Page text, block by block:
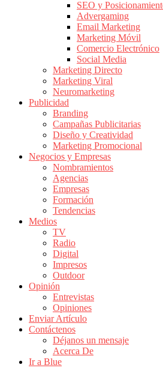
Publicidad
Colombia
Magazine
Publicidad
Marketing
Noticias
Actualidad
Mercadeo
Colombia
Revistas
Actualidad
Colombia
SEO y
Advergaming
Email Marketing
Marketing Móvil
Comercio Electrónico
Social Media
Marketing Directo
Marketing Viral
Neuromarketing
Publicidad
Branding
Campañas Publicitarias
Diseño y Creatividad
Marketing Promocional
Negocios y Empresas
Nombramientos
Agencias
Empresas
Formación
Tendencias
Medios
TV
Radio
Digital
Impresos
Outdoor
Opinión
Entrevistas
Opiniones
Enviar Artículo
Contáctenos
Déjanos un mensaje
Acerca De
Ir a Blue